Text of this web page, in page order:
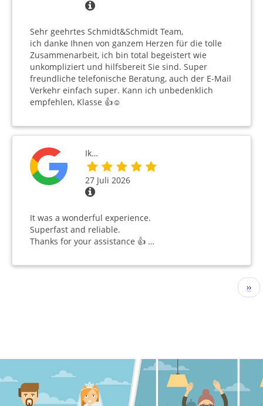
Sehr geehrtes Schmidt&Schmidt Team,
ich danke Ihnen von ganzem Herzen für die tolle
Zusammenarbeit, ich bin total begeistert wie
unkompliziert und hilfsbereit Sie sind. Super
freundliche telefonische Beratung, auch der E-Mail
Verkehr einfach super. Kann ich unbedenklich
empfehlen, Klasse 👍☺️
Ik…
27 Juli 2026
It was a wonderful experience.
Superfast and reliable.
Thanks for your assistance 👍 …
››